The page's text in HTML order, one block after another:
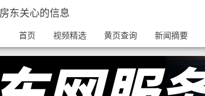
东关心的信息
首页 视频精选 黄页查询 新闻摘要